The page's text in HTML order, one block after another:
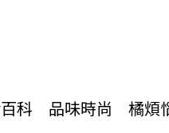
科 品味時尚 橘煩